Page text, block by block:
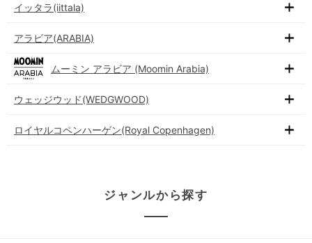
イッタラ(iittala)
アラビア(ARABIA)
ムーミン アラビア (Moomin Arabia)
ウェッジウッド(WEDGWOOD)
ロイヤルコペンハーゲン(Royal Copenhagen)
ジャンルから探す